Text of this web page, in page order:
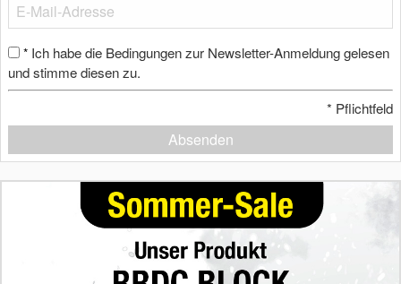
* Ich habe die Bedingungen zur Newsletter-Anmeldung gelesen
und stimme diesen zu.
* Pflichtfeld
Absenden